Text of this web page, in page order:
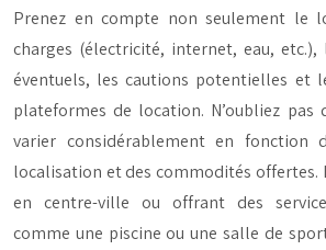
Prenez en compte non seulement le
charges (électricité, internet, eau, etc.),
éventuels, les cautions potentielles et
plateformes de location. N’oubliez pas
varier considérablement en fonction
localisation et des commodités offertes.
en centre-ville ou offrant des
comme une piscine ou une salle de